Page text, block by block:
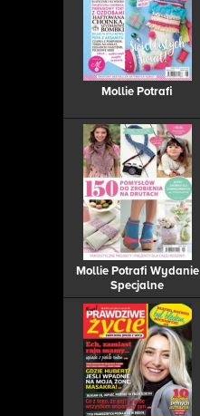
Mollie Potrafi
Mollie Potrafi Wydanie
Specjalne